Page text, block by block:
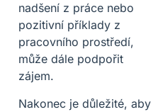
nadšení z práce nebo
pozitivní příklady z
pracovního prostředí,
může dále podpořit
zájem.
Nakonec je důležité, aby